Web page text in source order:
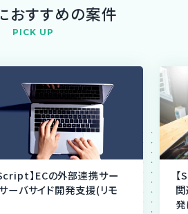
おすすめの案件
PICK UP
】ECの外部連携サー
ーバサイド開発支援(リモ
発